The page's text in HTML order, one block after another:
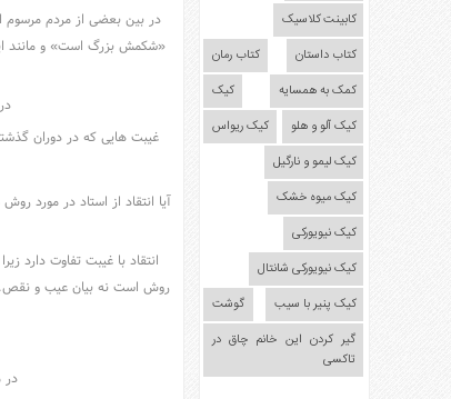
کابینت کلاسیک
کتاب داستان
کتاب رمان
کمک به همسایه
کیک
کیک آلو و هلو
کیک ریواس
کیک لیمو و نارگیل
کیک میوه خشک
کیک نیویورکی
کیک نیویورکی شانتال
کیک پنیر با سیب
گوشت
گیر کردن این خانم چاق در
تاکسی
در بین بعضی از مردم
«شکمش بزرگ است» و مانند
غیبت هایی که در دوران
آیا انتقاد از استاد در مورد
انتقاد با غیبت تفاوت دارد
روش است نه بیان عیب و نقص.
در